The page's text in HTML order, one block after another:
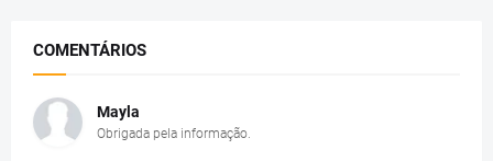
COMENTÁRIOS
Mayla
Obrigada pela informação.